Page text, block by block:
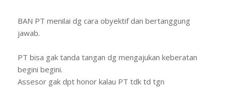
BAN PT menilai dg cara obyektif dan bertanggung
jawab.
PT bisa gak tanda tangan dg mengajukan keberatan
begini begini.
Assesor gak dpt honor kalau PT tdk td tgn